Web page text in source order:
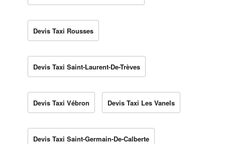
Devis Taxi Rousses
Devis Taxi Saint-Laurent-De-Trèves
Devis Taxi Vébron Devis Taxi Les Vanels
Devis Taxi Saint-Germain-De-Calberte